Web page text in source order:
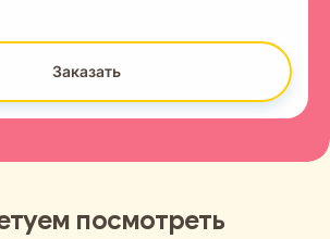
Заказать
посмотреть